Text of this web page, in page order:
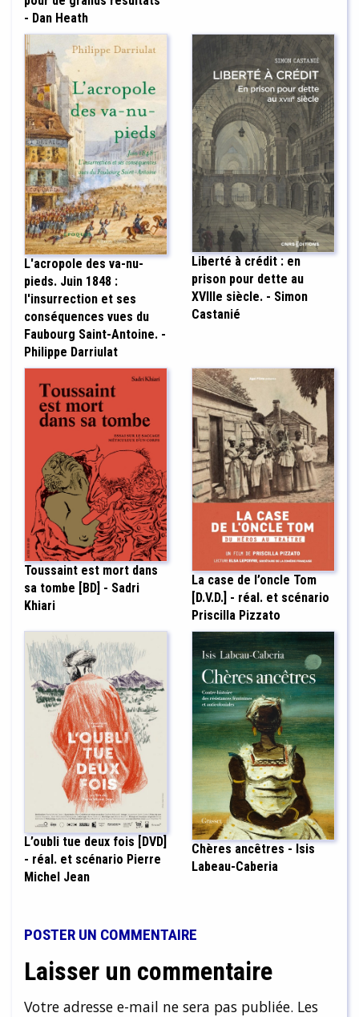
- Dan Heath
L'acropole des va-nu-
pieds. Juin 1848 :
l'insurrection et ses
conséquences vues du
Faubourg Saint-Antoine. -
Philippe Darriulat
Liberté à crédit : en
prison pour dette au
XVIIIe siècle. - Simon
Castanié
Toussaint est mort dans
sa tombe [BD] - Sadri
Khiari
La case de l’oncle Tom
[D.V.D.] - réal. et scénario
Priscilla Pizzato
L’oubli tue deux fois [DVD]
- réal. et scénario Pierre
Michel Jean
Chères ancêtres - Isis
Labeau-Caberia
POSTER UN COMMENTAIRE
Laisser un commentaire
Votre adresse e-mail ne sera pas publiée. Les